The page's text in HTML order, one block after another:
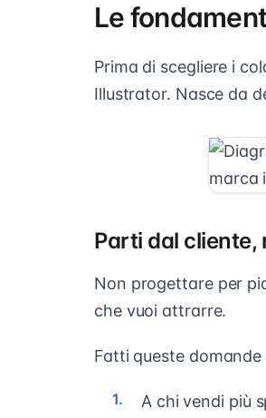
Le
Prima di scegliere i
Illustrator. Nasce da
Parti dal cliente,
Non progettare per
che vuoi attrarre.
Fatti queste
A chi vendi più